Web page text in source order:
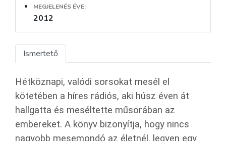
MEGJELENÉS ÉVE:
2012
Ismertető
Hétköznapi, valódi sorsokat mesél el
kötetében a híres rádiós, aki húsz éven át
hallgatta és meséltette műsorában az
embereket. A könyv bizonyítja, hogy nincs
nagyobb mesemondó az életnél, legyen egy